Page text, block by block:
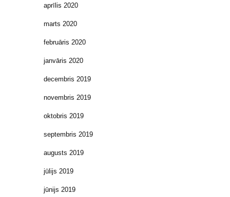
aprīlis 2020
marts 2020
februāris 2020
janvāris 2020
decembris 2019
novembris 2019
oktobris 2019
septembris 2019
augusts 2019
jūlijs 2019
jūnijs 2019